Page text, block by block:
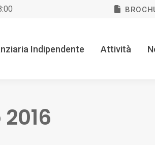
Indipendente Attività